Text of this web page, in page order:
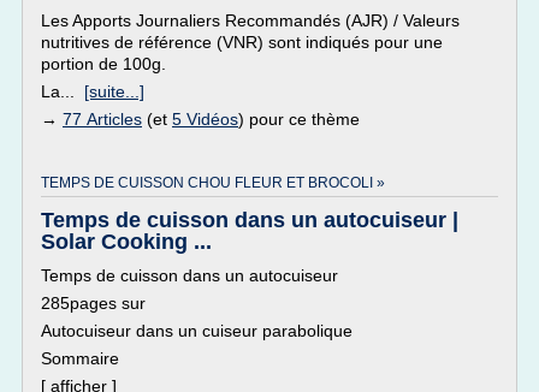
Les Apports Journaliers Recommandés (AJR) / Valeurs
nutritives de référence (VNR) sont indiqués pour une
portion de 100g.
La... [suite...]
→ 77 Articles (et 5 Vidéos) pour ce thème
TEMPS DE CUISSON CHOU FLEUR ET BROCOLI »
Temps de cuisson dans un autocuiseur |
Solar Cooking ...
Temps de cuisson dans un autocuiseur
285pages sur
Autocuiseur dans un cuiseur parabolique
Sommaire
[ afficher ]